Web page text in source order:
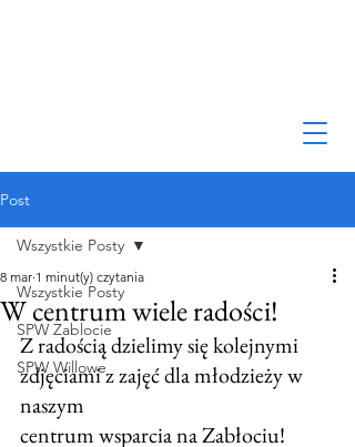
Post
Wszystkie Posty
SPW Zablocie
SPW Willowe
Wszystkie Posty
W centrum wiele radości!
8 mar 1 minut(y) czytania
Z radością dzielimy się kolejnymi
zdjęciami z zajęć dla młodzieży w
naszym
centrum wsparcia na Zabłociu!